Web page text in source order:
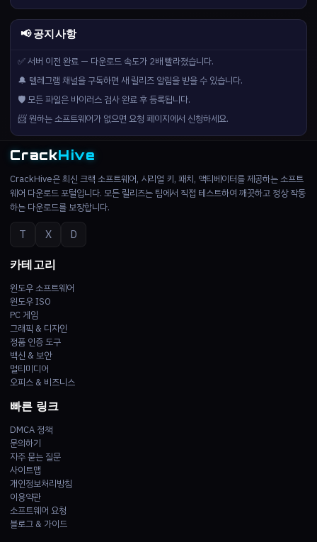
📢 공지사항
✅ 서버 이전 완료 — 다운로드 속도가 2배 빨라졌습니다.
🔔 텔레그램 채널을 구독하면 새 릴리즈 알림을 받을 수 있습니다.
🛡️ 모든 파일은 바이러스 검사 완료 후 등록됩니다.
📨 원하는 소프트웨어가 없으면 요청 페이지에서 신청하세요.
CrackHive
CrackHive은 최신 크랙 소프트웨어, 시리얼 키, 패치, 액티베이터를 제공하는 소프트
웨어 다운로드 포털입니다. 모든 릴리즈는 팀에서 직접 테스트하여 깨끗하고 정상 작동
하는 다운로드를 보장합니다.
T X D
카테고리
윈도우 소프트웨어
윈도우 ISO
PC 게임
그래픽 & 디자인
정품 인증 도구
백신 & 보안
멀티미디어
오피스 & 비즈니스
빠른 링크
DMCA 정책
문의하기
자주 묻는 질문
사이트맵
개인정보처리방침
이용약관
소프트웨어 요청
블로그 & 가이드